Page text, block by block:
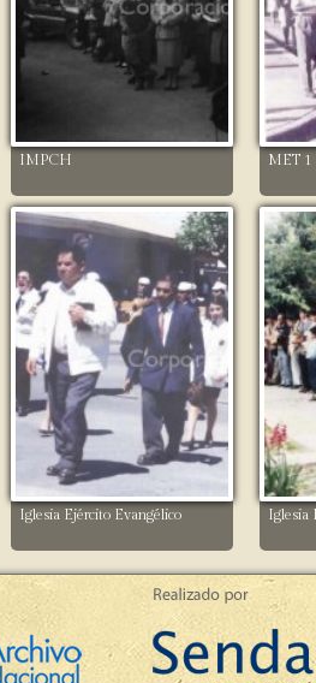
IMPCH MET 1
Iglesia Ejército Evangélico Iglesia